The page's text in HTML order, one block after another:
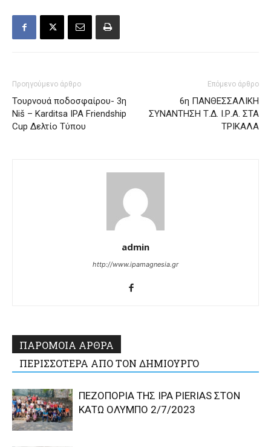
Προηγούμενο άρθρο
Τουρνουά ποδοσφαίρου- 3η
Niš – Karditsa IPA Friendship
Cup Δελτίο Τύπου
Επόμενο άρθρο
6η ΠΑΝΘΕΣΣΑΛΙΚΗ
ΣΥΝΑΝΤΗΣΗ Τ.Δ. Ι.Ρ.Α. ΣΤΑ
ΤΡΙΚΑΛΑ
admin
http://www.ipamagnesia.gr
ΠΑΡΟΜΟΙΑ ΑΡΘΡΑ
ΠΕΡΙΣΣΟΤΕΡΑ ΑΠΟ ΤΟΝ ΔΗΜΙΟΥΡΓΟ
ΠΕΖΟΠΟΡΙΑ ΤΗΣ IPA PIERIAS ΣΤΟΝ
ΚΑΤΩ ΟΛΥΜΠΟ 2/7/2023